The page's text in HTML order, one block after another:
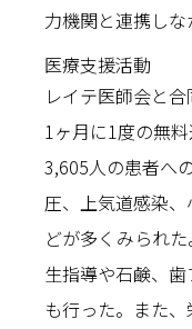
力機関と連携しな
医療支援活動
レイテ医師会と
1ヶ月に1度の無
3,605人の患者へ
圧、上気道感染
どが多くみられ
生指導や石鹸、
も行った。また